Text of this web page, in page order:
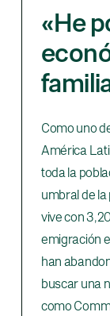
«He
Como uno
América
toda la
umbral de
vive con
emigración
han
buscar una
como